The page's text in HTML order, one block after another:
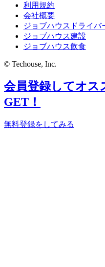
利用規約
会社概要
ジョブハウスドライバ
ジョブハウス建設
ジョブハウス飲食
© Techouse, Inc.
会員登録してオス
GET！
無料登録をしてみる